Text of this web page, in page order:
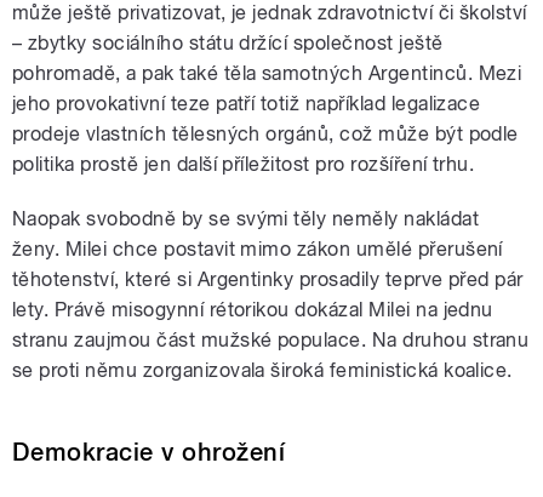
může ještě privatizovat, je jednak zdravotnictví či školství
– zbytky sociálního státu držící společnost ještě
pohromadě, a pak také těla samotných Argentinců. Mezi
jeho provokativní teze patří totiž například legalizace
prodeje vlastních tělesných orgánů, což může být podle
politika prostě jen další příležitost pro rozšíření trhu.
Naopak svobodně by se svými těly neměly nakládat
ženy. Milei chce postavit mimo zákon umělé přerušení
těhotenství, které si Argentinky prosadily teprve před pár
lety. Právě misogynní rétorikou dokázal Milei na jednu
stranu zaujmou část mužské populace. Na druhou stranu
se proti němu zorganizovala široká feministická koalice.
Demokracie v ohrožení